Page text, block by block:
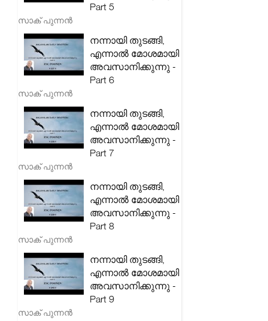
Part 5
സാക് പുന്നൻ
നന്നായി തുടങ്ങി,
എന്നാൽ മോശമായി
അവസാനിക്കുന്നു -
Part 6
സാക് പുന്നൻ
നന്നായി തുടങ്ങി,
എന്നാൽ മോശമായി
അവസാനിക്കുന്നു -
Part 7
സാക് പുന്നൻ
നന്നായി തുടങ്ങി,
എന്നാൽ മോശമായി
അവസാനിക്കുന്നു -
Part 8
സാക് പുന്നൻ
നന്നായി തുടങ്ങി,
എന്നാൽ മോശമായി
അവസാനിക്കുന്നു -
Part 9
സാക് പുന്നൻ